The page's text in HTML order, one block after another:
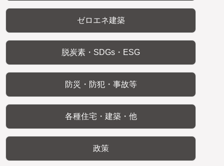
ゼロエネ建築
脱炭素・SDGs・ESG
防災・防犯・事故等
各種住宅・建築・他
政策